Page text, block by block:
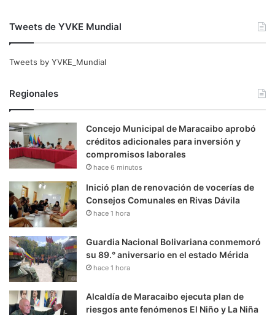
Tweets de YVKE Mundial
Tweets by YVKE_Mundial
Regionales
Concejo Municipal de Maracaibo aprobó
créditos adicionales para inversión y
compromisos laborales
hace 6 minutos
Inició plan de renovación de vocerías de
Consejos Comunales en Rivas Dávila
hace 1 hora
Guardia Nacional Bolivariana conmemoró
su 89.° aniversario en el estado Mérida
hace 1 hora
Alcaldía de Maracaibo ejecuta plan de
riesgos ante fenómenos El Niño y La Niña